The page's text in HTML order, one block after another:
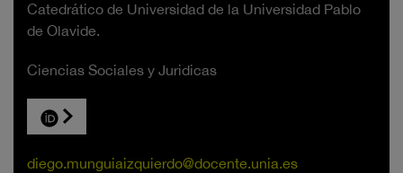
Catedrático de Universidad de la Universidad Pablo
de Olavide.
Ciencias Sociales y Juridicas
diego.munguiaizquierdo@docente.unia.es